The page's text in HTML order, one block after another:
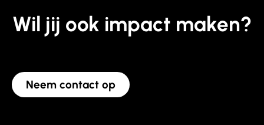
Wil jij ook impact maken?
Neem contact op